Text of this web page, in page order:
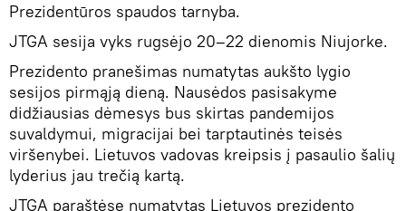
Prezidentūros spaudos tarnyba.
JTGA sesija vyks rugsėjo 20–22 dienomis Niujorke.
Prezidento pranešimas numatytas aukšto lygio
sesijos pirmąją dieną. Nausėdos pasisakyme
didžiausias dėmesys bus skirtas pandemijos
suvaldymui, migracijai bei tarptautinės teisės
viršenybei. Lietuvos vadovas kreipsis į pasaulio šalių
lyderius jau trečią kartą.
JTGA paraštėse numatytas Lietuvos prezidento